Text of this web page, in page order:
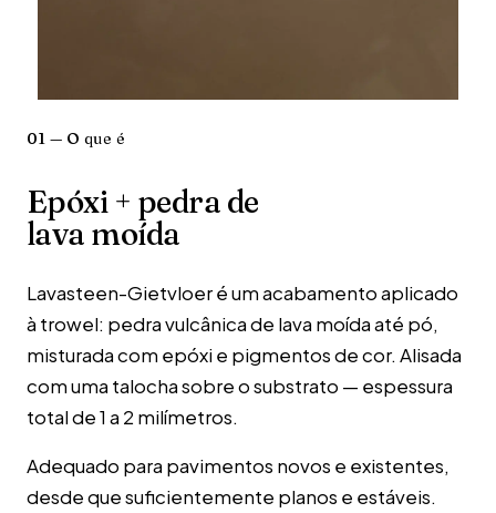
01 — O que é
Epóxi + pedra de
lava moída
Lavasteen-Gietvloer é um acabamento aplicado
à trowel: pedra vulcânica de lava moída até pó,
misturada com epóxi e pigmentos de cor. Alisada
com uma talocha sobre o substrato — espessura
total de 1 a 2 milímetros.
Adequado para pavimentos novos e existentes,
desde que suficientemente planos e estáveis.